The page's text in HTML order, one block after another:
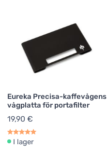
Eureka Precisa-kaffevågens
vågplatta för portafilter
19,90 €
I lager